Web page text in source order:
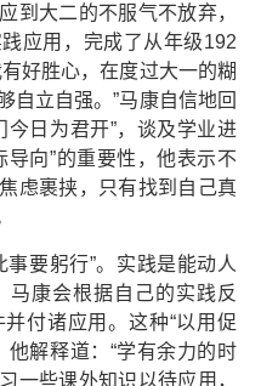
到大二的不服气不放弃，
应用，完成了从年级192
好胜心，在度过大一的糊
自立自强。”马康自信地回
今日为君开”，谈及学业进
导向”的重要性，他表示不
虑裹挟，只有找到自己真
要躬行”。实践是能动人
马康会根据自己的实践反
付诸应用。这种“以用促
他解释道：“学有余力的时
一些课外知识以待应用，